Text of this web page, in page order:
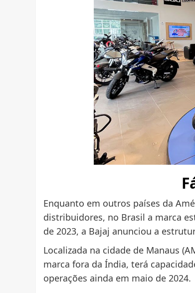
Enquanto em outros países da
distribuidores, no Brasil a marca
de 2023, a Bajaj anunciou a
Localizada na cidade de Manaus
marca fora da Índia, terá
operações ainda em maio de 2024.